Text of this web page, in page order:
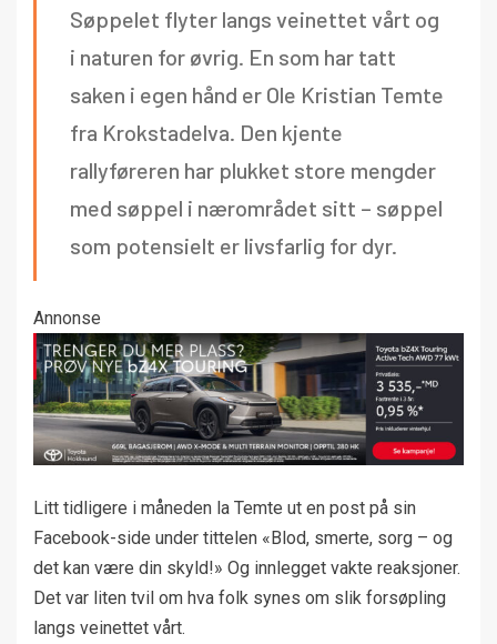
Søppelet flyter langs veinettet vårt og
i naturen for øvrig. En som har tatt
saken i egen hånd er Ole Kristian Temte
fra Krokstadelva. Den kjente
rallyføreren har plukket store mengder
med søppel i nærområdet sitt – søppel
som potensielt er livsfarlig for dyr.
Annonse
Litt tidligere i måneden la Temte ut en post på sin
Facebook-side under tittelen «Blod, smerte, sorg – og
det kan være din skyld!» Og innlegget vakte reaksjoner.
Det var liten tvil om hva folk synes om slik forsøpling
langs veinettet vårt.